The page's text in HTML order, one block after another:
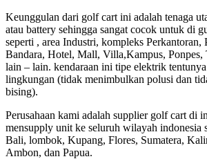
Keunggulan dari golf cart ini adalah tenaga
atau battery sehingga sangat cocok untuk di
seperti , area Industri, kompleks Perkantoran,
Bandara, Hotel, Mall, Villa,Kampus, Ponpes,
lain – lain. kendaraan ini tipe elektrik tentunya
lingkungan (tidak menimbulkan polusi dan
bising).
Perusahaan kami adalah supplier golf cart di
mensupply unit ke seluruh wilayah indonesia
Bali, lombok, Kupang, Flores, Sumatera,
Ambon, dan Papua.